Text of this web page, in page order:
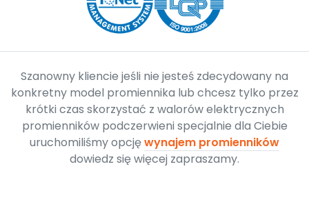
Szanowny kliencie jeśli nie jesteś zdecydowany na
konkretny model promiennika lub chcesz tylko przez
krótki czas skorzystać z walorów elektrycznych
promienników podczerwieni specjalnie dla Ciebie
uruchomiliśmy opcjęwynajem promienników
dowiedz się więcej zapraszamy.